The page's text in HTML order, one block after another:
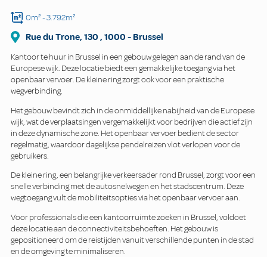
0m²- 3.792m²
Rue du Trone, 130 , 1000 -Brussel
Kantoor te huur in Brussel in een gebouw gelegen aan de rand van de
Europese wijk. Deze locatie biedt een gemakkelijke toegang via het
openbaar vervoer. De kleine ring zorgt ook voor een praktische
wegverbinding.
Het gebouw bevindt zich in de onmiddellijke nabijheid van de Europese
wijk, wat de verplaatsingen vergemakkelijkt voor bedrijven die actief zijn
in deze dynamische zone. Het openbaar vervoer bedient de sector
regelmatig, waardoor dagelijkse pendelreizen vlot verlopen voor de
gebruikers.
De kleine ring, een belangrijke verkeersader rond Brussel, zorgt voor een
snelle verbinding met de autosnelwegen en het stadscentrum. Deze
wegtoegang vult de mobiliteitsopties via het openbaar vervoer aan.
Voor professionals die een kantoorruimte zoeken in Brussel, voldoet
deze locatie aan de connectiviteitsbehoeften. Het gebouw is
gepositioneerd om de reistijden vanuit verschillende punten in de stad
en de omgeving te minimaliseren.